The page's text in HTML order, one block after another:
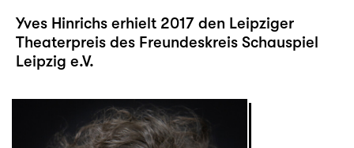
Yves Hinrichs erhielt 2017 den Leipziger
Theaterpreis des Freundeskreis Schauspiel
Leipzig e.V.